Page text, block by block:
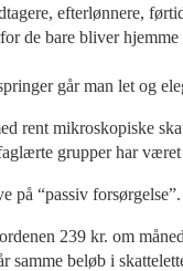
efterlønnere,
de bare bliver
går man let og
rent mikroskopiske
grupper har
på “passiv forsørgelse”.
239 kr. om
beløb i